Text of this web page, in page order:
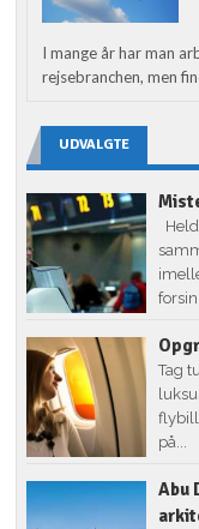
I mange år har man
rejsebranchen, men
UDVALGTE
Tag
på...
Abu